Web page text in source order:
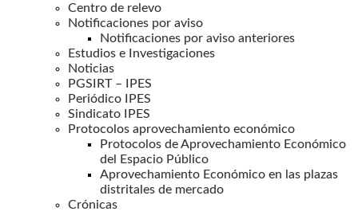
Centro de relevo
Notificaciones por aviso
Notificaciones por aviso anteriores
Estudios e Investigaciones
Noticias
PGSIRT – IPES
Periódico IPES
Sindicato IPES
Protocolos aprovechamiento económico
Protocolos de Aprovechamiento Económico
del Espacio Público
Aprovechamiento Económico en las plazas
distritales de mercado
Crónicas